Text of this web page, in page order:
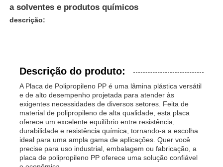
a solventes e produtos químicos
descrição:
Descrição do produto:
A Placa de Polipropileno PP é uma lâmina plástica versátil
e de alto desempenho projetada para atender às
exigentes necessidades de diversos setores. Feita de
material de polipropileno de alta qualidade, esta placa
oferece um excelente equilíbrio entre resistência,
durabilidade e resistência química, tornando-a a escolha
ideal para uma ampla gama de aplicações. Quer você
precise para uso industrial, embalagem ou fabricação, a
placa de polipropileno PP oferece uma solução confiável